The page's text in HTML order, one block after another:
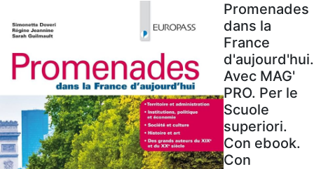
Promenades
dans la
France
d'aujourd'hui.
Avec MAG'
PRO. Per le
Scuole
superiori.
Con ebook.
Con